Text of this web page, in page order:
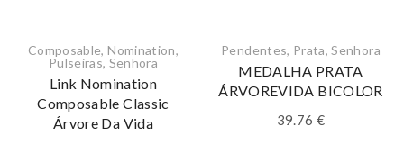
Composable,Nomination,
Pulseiras, Senhora
Link Nomination
Composable Classic
Árvore Da Vida
Pendentes, Prata,Senhora
MEDALHA PRATA
ÁRVOREVIDA BICOLOR
39.76 €